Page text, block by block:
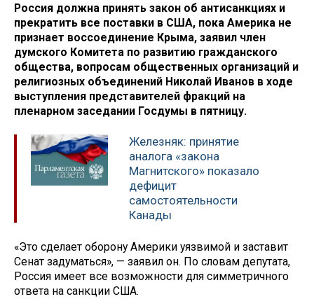
Россия должна принять закон об антисанкциях и
прекратить все поставки в США, пока Америка не
признает воссоединение Крыма, заявил член
думского Комитета по развитию гражданского
общества, вопросам общественных организаций и
религиозных объединений Николай Иванов в ходе
выступления представителей фракций на
пленарном заседании Госдумы в пятницу.
Железняк: принятие
аналога «закона
Магнитского» показало
дефицит
самостоятельности
Канады
«Это сделает оборону Америки уязвимой и заставит
Сенат задуматься», — заявил он. По словам депутата,
Россия имеет все возможности для симметричного
ответа на санкции США.